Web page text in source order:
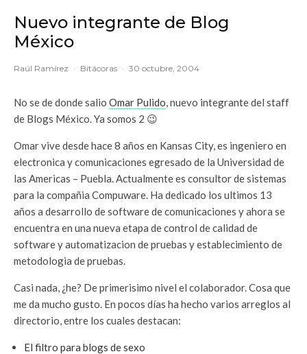
Nuevo integrante de Blog
México
Raúl Ramírez · Bitácoras · 30 octubre, 2004
No se de donde salio Omar Pulido, nuevo integrante del staff
de Blogs México. Ya somos 2 😉
Omar vive desde hace 8 años en Kansas City, es ingeniero en
electronica y comunicaciones egresado de la Universidad de
las Americas – Puebla. Actualmente es consultor de sistemas
para la compañia Compuware. Ha dedicado los ultimos 13
años a desarrollo de software de comunicaciones y ahora se
encuentra en una nueva etapa de control de calidad de
software y automatizacion de pruebas y establecimiento de
metodologia de pruebas.
Casi nada, ¿he? De primerisimo nivel el colaborador. Cosa que
me da mucho gusto. En pocos días ha hecho varios arreglos al
directorio, entre los cuales destacan:
El filtro para blogs de sexo